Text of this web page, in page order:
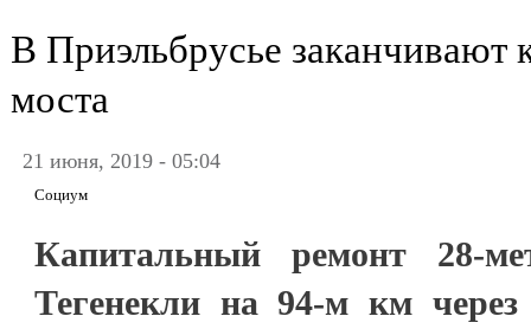
В Приэльбрусье заканчивают
моста
21 июня, 2019 - 05:04
Социум
Капитальный ремонт 28-
Тегенекли на 94-м км